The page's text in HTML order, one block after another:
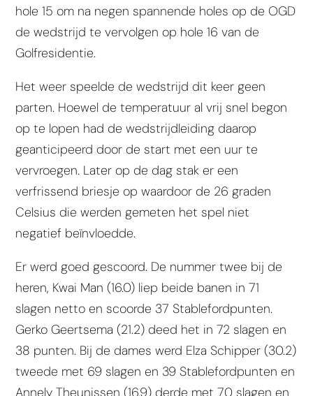
hole 15 om na negen spannende holes op de OGD
de wedstrijd te vervolgen op hole 16 van de
Golfresidentie.
Het weer speelde de wedstrijd dit keer geen
parten. Hoewel de temperatuur al vrij snel begon
op te lopen had de wedstrijdleiding daarop
geanticipeerd door de start met een uur te
vervroegen. Later op de dag stak er een
verfrissend briesje op waardoor de 26 graden
Celsius die werden gemeten het spel niet
negatief beïnvloedde.
Er werd goed gescoord. De nummer twee bij de
heren, Kwai Man (16.0) liep beide banen in 71
slagen netto en scoorde 37 Stablefordpunten.
Gerko Geertsema (21.2) deed het in 72 slagen en
38 punten. Bij de dames werd Elza Schipper (30.2)
tweede met 69 slagen en 39 Stablefordpunten en